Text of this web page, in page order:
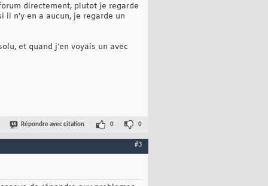
directement, plutot je regarde
il n'y en a aucun, je regarde un
et quand j'en voyais un avec
Répondre avec citation 0 0
#3